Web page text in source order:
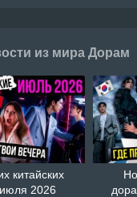
из мира Дорам
китайских
2026